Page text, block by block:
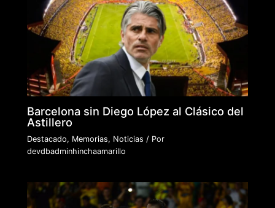
Barcelona sin Diego López al Clásico del
Astillero
Destacado, Memorias, Noticias / Por
devdbadminhinchaamarillo